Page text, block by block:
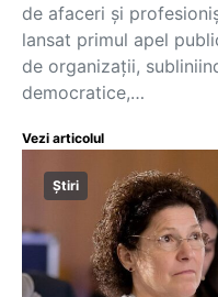
de afaceri și
lansat primul apel
de organizații,
democratice,…
Vezi articolul
Știri